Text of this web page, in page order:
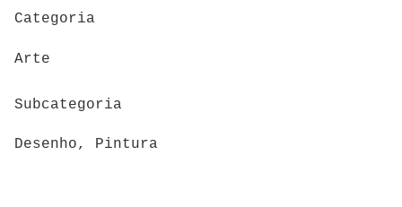
Categoria
Arte
Subcategoria
Desenho, Pintura